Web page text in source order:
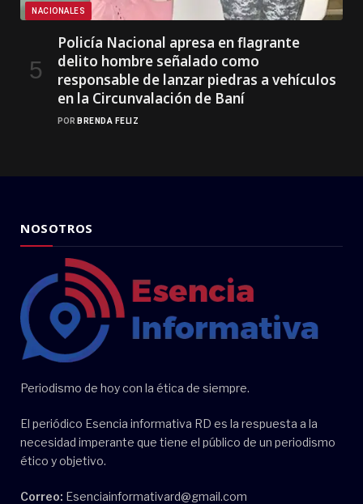
NACIONALES
Policía Nacional apresa en flagrante
delito hombre señalado como
responsable de lanzar piedras a vehículos
en la Circunvalación de Baní
POR BRENDA FELIZ
NOSOTROS
Periodismo de hoy con la ética de siempre.
El periódico Esencia informativa RD es la respuesta a la
necesidad imperante que tiene el público de un periodismo
ético y objetivo.
Correo: Esenciainformativard@gmail.com